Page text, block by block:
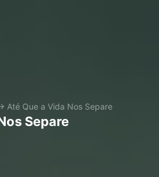
Até Que a Vida Nos Separe
Separe